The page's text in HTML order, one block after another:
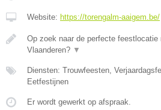
Website: https://torengalm-aaigem.be/
Op zoek naar de perfecte
Vlaanderen? ▼
Diensten: Trouwfeesten,
Eetfestijnen
Er wordt gewerkt op afspraak.